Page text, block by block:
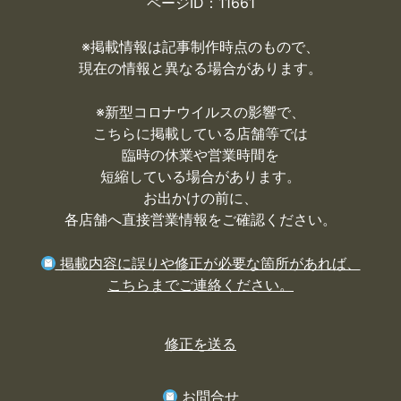
※掲載情報は記事制作時点のもので、
現在の情報と異なる場合があります。
※新型コロナウイルスの影響で、
こちらに掲載している店舗等では
臨時の休業や営業時間を
短縮している場合があります。
お出かけの前に、
各店舗へ直接営業情報をご確認ください。
掲載内容に誤りや修正が必要な箇所があれば、
こちらまでご連絡ください。
修正を送る
お問合せ